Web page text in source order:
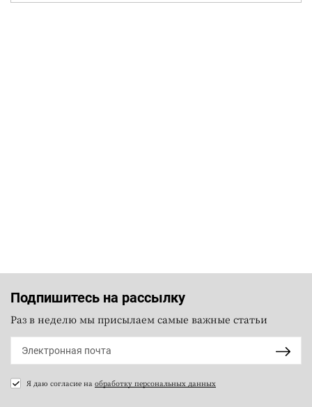
Подпишитесь на рассылку
Раз в неделю мы присылаем самые важные статьи
Я даю согласие на обработку персональных данных